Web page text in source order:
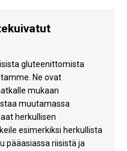
gluteenittomista
Ne ovat
mukaan
muutamassa
herkullisen
esimerkiksi herkullista
pääasiassa riisistä ja